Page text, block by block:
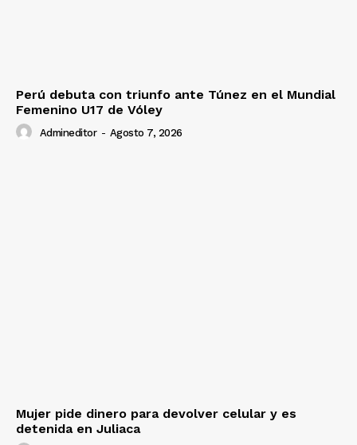
Perú debuta con triunfo ante Túnez en el Mundial
Femenino U17 de Vóley
Admineditor - Agosto 7, 2026
Mujer pide dinero para devolver celular y es
detenida en Juliaca